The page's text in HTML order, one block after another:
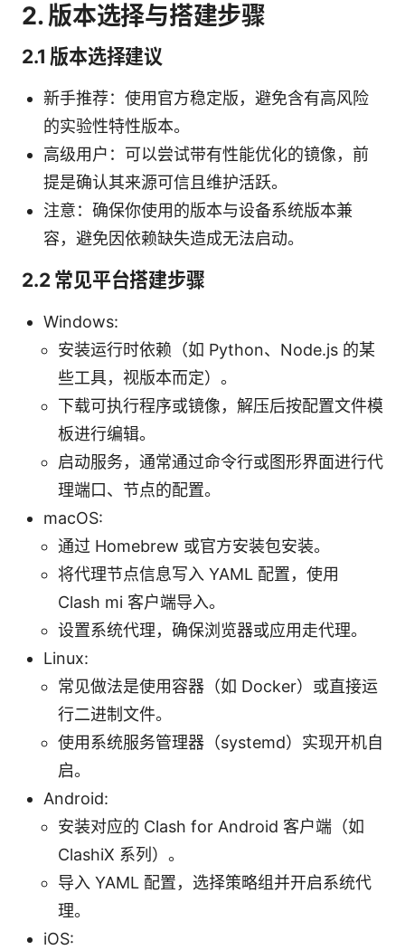
2. 版本选择与搭建步骤
2.1 版本选择建议
新手推荐：使用官方稳定版，避免含有高风险
的实验性特性版本。
高级用户：可以尝试带有性能优化的镜像，前
提是确认其来源可信且维护活跃。
注意：确保你使用的版本与设备系统版本兼
容，避免因依赖缺失造成无法启动。
2.2 常见平台搭建步骤
Windows:
安装运行时依赖（如 Python、Node.js 的某
些工具，视版本而定）。
下载可执行程序或镜像，解压后按配置文件模
板进行编辑。
启动服务，通常通过命令行或图形界面进行代
理端口、节点的配置。
macOS:
通过 Homebrew 或官方安装包安装。
将代理节点信息写入 YAML 配置，使用
Clash mi 客户端导入。
设置系统代理，确保浏览器或应用走代理。
Linux:
常见做法是使用容器（如 Docker）或直接运
行二进制文件。
使用系统服务管理器（systemd）实现开机自
启。
Android:
安装对应的 Clash for Android 客户端（如
ClashiX 系列）。
导入 YAML 配置，选择策略组并开启系统代
理。
iOS: